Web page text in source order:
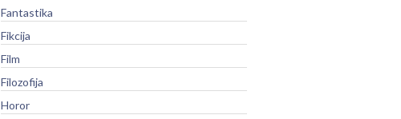
Fantastika
Fikcija
Film
Filozofija
Horor